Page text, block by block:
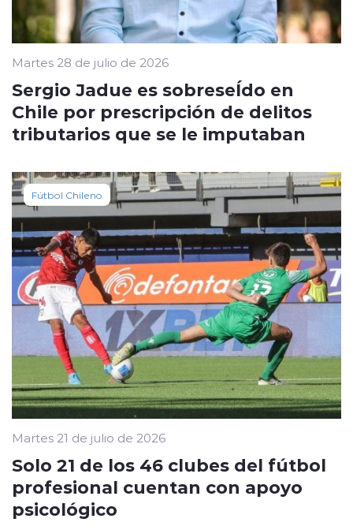
Martes 28 de julio de 2026
Sergio Jadue es sobreseÍdo en
Chile por prescripción de delitos
tributarios que se le imputaban
Fútbol Chileno
Martes 21 de julio de 2026
Solo 21 de los 46 clubes del fútbol
profesional cuentan con apoyo
psicológico